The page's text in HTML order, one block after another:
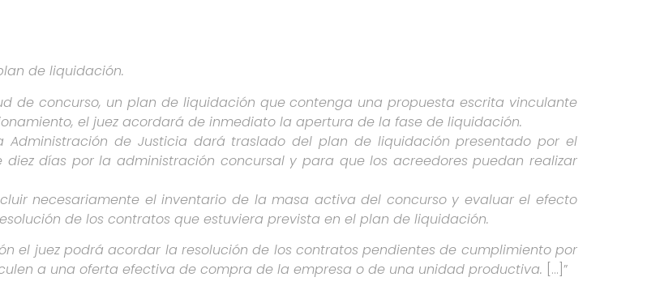
de liquidación.
de concurso, un plan de liquidación que contenga una propuesta escrita vinculante
el juez acordará de inmediato la apertura de la fase de liquidación.
de Justicia dará traslado del plan de liquidación presentado por el
días por la administración concursal y para que los acreedores puedan realizar
necesariamente el inventario de la masa activa del concurso y evaluar el efecto
de los contratos que estuviera prevista en el plan de liquidación.
el juez podrá acordar la resolución de los contratos pendientes de cumplimiento por
a una oferta efectiva de compra de la empresa o de una unidad productiva. […]”